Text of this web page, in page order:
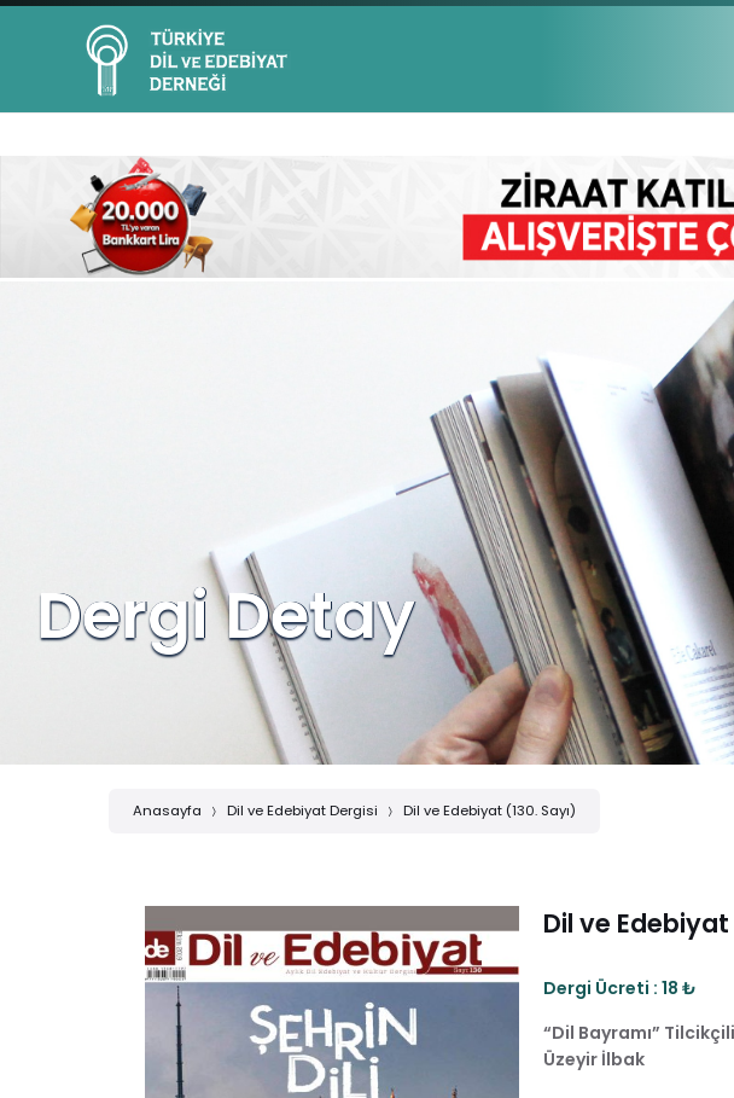
Dergi Detay
Anasayfa Dil ve Edebiyat Dergisi Dil ve Edebiyat (130. Sayı)
Dil ve Edebiyat
Dergi Ücreti : 18 ₺
“Dil Bayramı”
Üzeyir İlbak